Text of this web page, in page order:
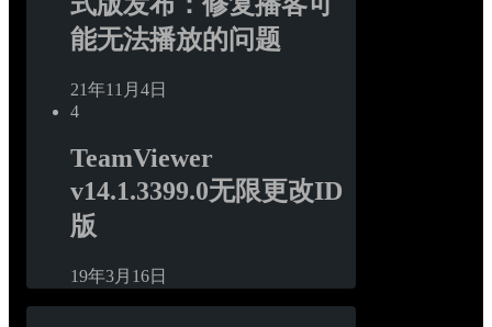
能无法播放的问题
21年11月4日
4
TeamViewer
v14.1.3399.0无限更改ID
版
19年3月16日